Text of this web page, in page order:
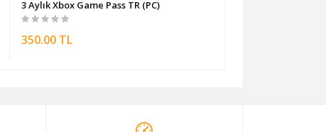
3 Aylık Xbox Game Pass TR (PC)
350.00 TL